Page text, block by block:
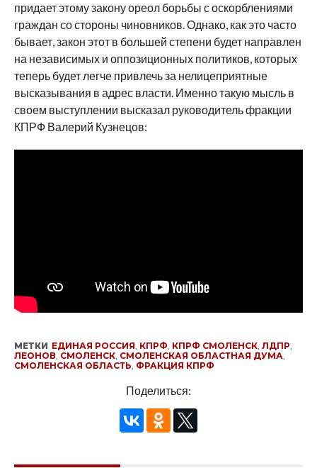
придает этому закону ореол борьбы с оскорблениями
граждан со стороны чиновников. Однако, как это часто
бывает, закон этот в большей степени будет направлен
на независимых и оппозиционных политиков, которых
теперь будет легче привлечь за нелицеприятные
высказывания в адрес власти. Именно такую мысль в
своем выступлении высказал руководитель фракции
КПРФ Валерий Кузнецов:
МЕТКИ ЕДИНАЯ РОССИЯ КПРФ КПРФ СМОЛЕНСК, ЛДПР
ЛЕОНОВ СМОЛЕНСК, СМОЛЕНСКАЯ ОБЛАСТНАЯ ДУМА
СМОЛЕНСКАЯ ОБЛАСТЬ ФРАКЦИЯ КПРФ
Поделиться: